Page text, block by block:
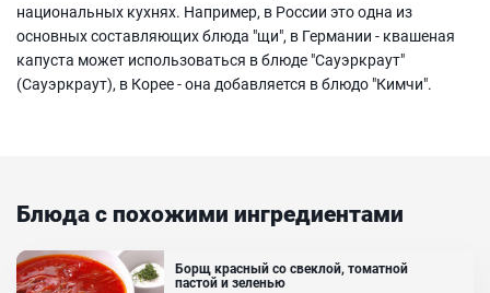
национальных кухнях. Например, в России это одна из
основных составляющих блюда "щи", в Германии - квашеная
капуста может использоваться в блюде "Сауэркраут"
(Сауэркраут), в Корее - она добавляется в блюдо "Кимчи".
Блюда с похожими ингредиентами
Борщ красный со свеклой, томатной
пастой и зеленью